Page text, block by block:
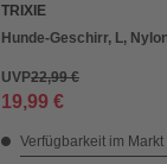
TRIXIE
Hunde-Geschirr, L,
UVP22,99 €
19,99 €
Verfügbarkeit im Markt